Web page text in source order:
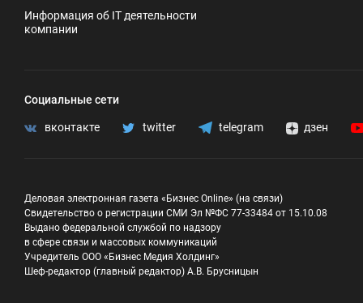
Информация об IT деятельности
компании
Социальные сети
вконтакте twitter telegram дзен
Деловая электронная газета «Бизнес Online» (на связи)
Свидетельство о регистрации СМИ Эл №ФС 77-33484 от 15.10.08
Выдано федеральной службой по надзору
в сфере связи и массовых коммуникаций
Учредитель ООО «Бизнес Медия Холдинг»
Шеф-редактор (главный редактор) А.В. Брусницын